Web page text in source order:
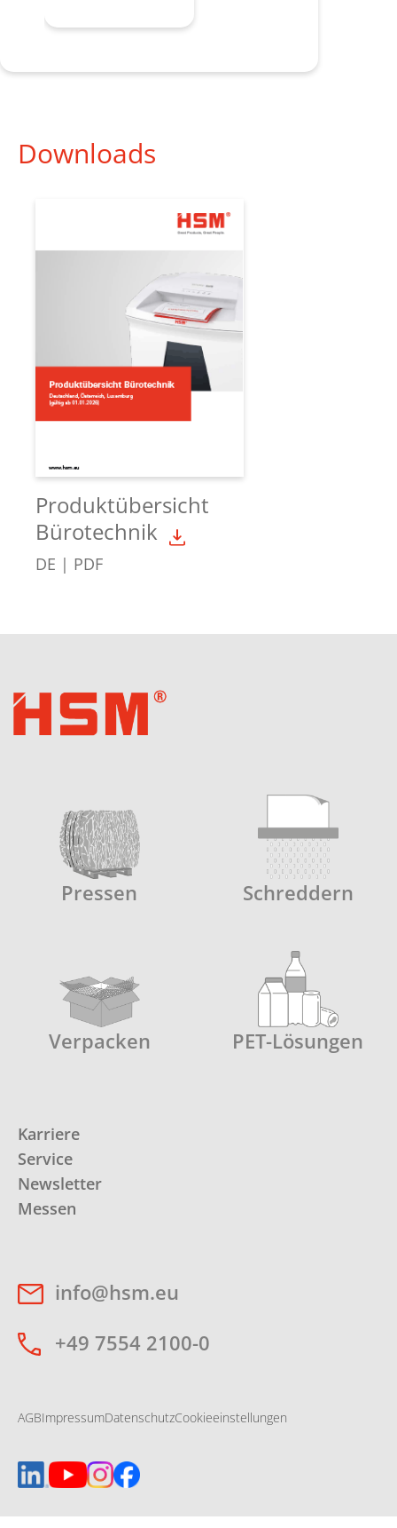
Downloads
Produktübersicht
Bürotechnik
DE | PDF
Pressen Schreddern
Verpacken PET-Lösungen
Karriere
Service
Newsletter
Messen
info@hsm.eu
+49 7554 2100-0
AGBImpressumDatenschutzCookieeinstellungen